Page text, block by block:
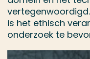
is het ethisch
onderzoek te